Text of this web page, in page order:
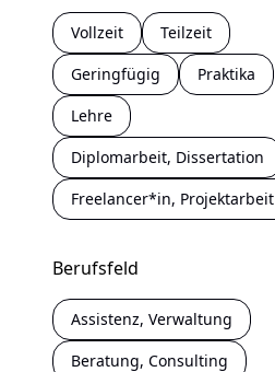
Vollzeit
Teilzeit
Geringfügig
Praktika
Lehre
Diplomarbeit, Dissertation
Freelancer*in, Projektarbeit
Berufsfeld
Assistenz, Verwaltung
Beratung, Consulting